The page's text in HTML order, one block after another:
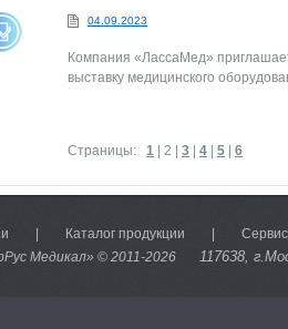
04.09.2023
Компания «ЛассаМед»
выставку медицинского
Страницы: 1 2 3 4 5 6
Каталог продукции Сервис
Медикал» © 2011-2026 117638,